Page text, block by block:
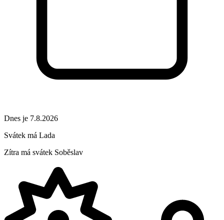
Dnes je 7.8.2026
Svátek má Lada
Zítra má svátek Soběslav